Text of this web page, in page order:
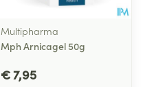
Multipharma
Mph Arnicagel 50g
€ 7,95